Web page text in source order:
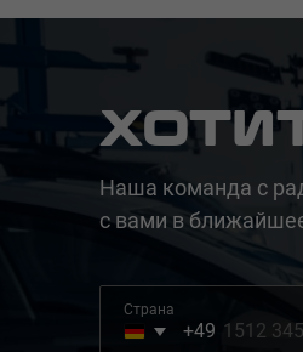
Наша команда с
с вами в
Страна
Germany
+49